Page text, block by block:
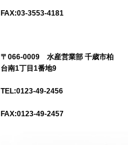
FAX:03-3553-4181
〒066-0009 水産営業部 千歳市柏
台南1丁目1番地9
TEL:0123-49-2456
FAX:0123-49-2457